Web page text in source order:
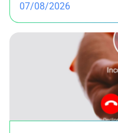
07/08/2026